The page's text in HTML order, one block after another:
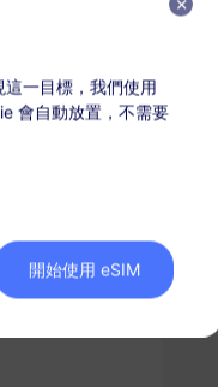
的數據計劃，並
一目標，我們使用
會自動放置，不需要
開始使用 eSIM